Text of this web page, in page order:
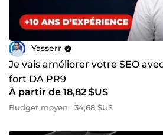
Yasserr
Je vais améliorer votre SEO
fort DA PR9
À partir de 18,82 $US
Budget moyen : 34,68 $US